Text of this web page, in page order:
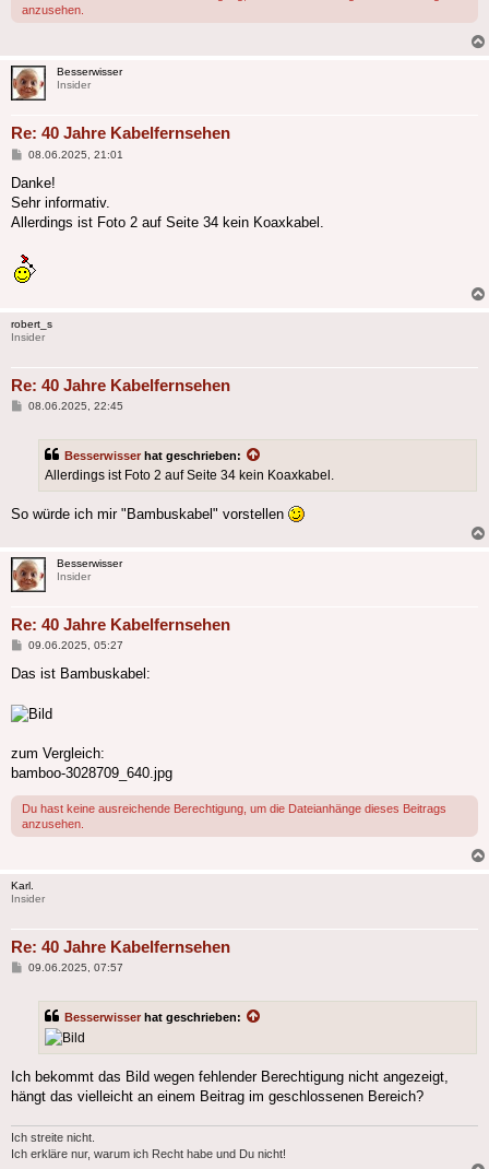
anzusehen.
Besserwisser
Insider
Re: 40 Jahre Kabelfernsehen
Beitrag
08.06.2025, 21:01
Danke!
Sehr informativ.
Allerdings ist Foto 2 auf Seite 34 kein Koaxkabel.
robert_s
Insider
Re: 40 Jahre Kabelfernsehen
Beitrag
08.06.2025, 22:45
Besserwisser hat geschrieben:
Allerdings ist Foto 2 auf Seite 34 kein Koaxkabel.
So würde ich mir "Bambuskabel" vorstellen
Besserwisser
Insider
Re: 40 Jahre Kabelfernsehen
Beitrag
09.06.2025, 05:27
Das ist Bambuskabel:
zum Vergleich:
bamboo-3028709_640.jpg
Du hast keine ausreichende Berechtigung, um die Dateianhänge dieses Beitrags
anzusehen.
Karl.
Insider
Re: 40 Jahre Kabelfernsehen
Beitrag
09.06.2025, 07:57
Besserwisser hat geschrieben:
Ich bekommt das Bild wegen fehlender Berechtigung nicht angezeigt,
hängt das vielleicht an einem Beitrag im geschlossenen Bereich?
Ich streite nicht.
Ich erkläre nur, warum ich Recht habe und Du nicht!